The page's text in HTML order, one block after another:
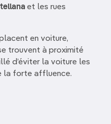
et les rues
en voiture,
trouvent à proximité
d’éviter la voiture les
la forte affluence.